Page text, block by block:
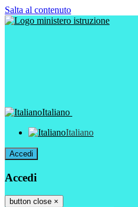
Salta al contenuto
Italiano
Italiano
Accedi
Accedi
button close ×